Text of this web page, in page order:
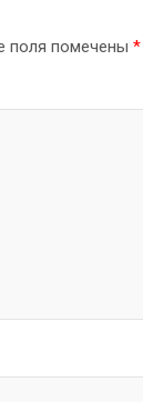
поля помечены *